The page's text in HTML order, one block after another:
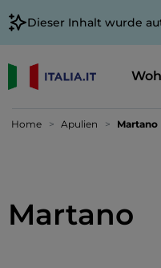
Dieser Inhalt wurde
Home Apulien Martano
Martano